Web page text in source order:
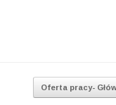
Oferta pracy-